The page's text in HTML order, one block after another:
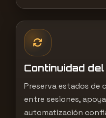
Continuidad
Preserva estados de
entre sesiones,
automatización